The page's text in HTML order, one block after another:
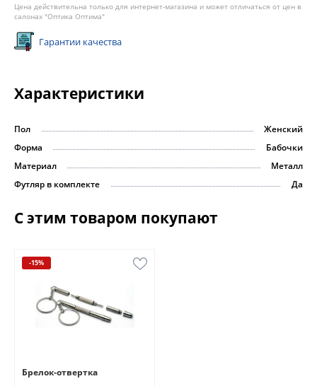
Цена действительна только для интернет-магазина и может отличаться от цен в
салонах "Оптика Оптима"
Гарантии качества
Характеристики
Пол
Женский
Форма
Бабочки
Материал
Металл
Футляр в комплекте
Да
С этим товаром покупают
-15%
Брелок-отвертка